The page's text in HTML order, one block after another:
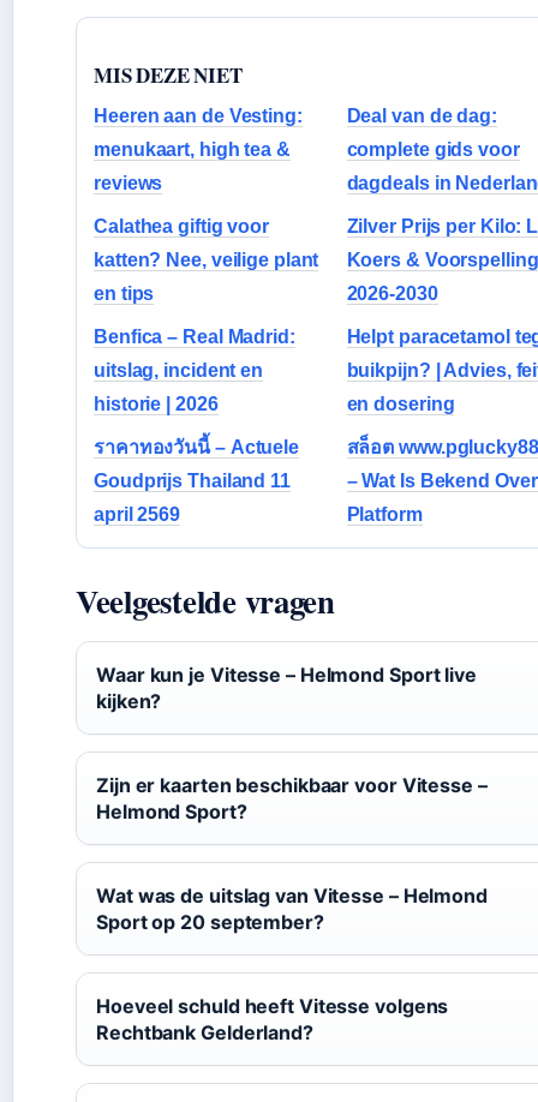
MIS DEZE NIET
Heeren aan de Vesting:
menukaart, high tea &
reviews
Deal van de dag:
complete gids voor
dagdeals in
Calathea giftig voor
katten? Nee, veilige plant
en tips
Zilver Prijs per Kilo:
Koers &
2026-2030
Benfica – Real Madrid:
uitslag, incident en
historie | 2026
Helpt paracetamol
buikpijn? | Advies,
en dosering
ราคาทองวันนี้ – Actuele
Goudprijs Thailand 11
april 2569
สล็อต
– Wat Is Bekend
Platform
Veelgestelde vragen
Waar kun je Vitesse – Helmond Sport live
kijken?
Zijn er kaarten beschikbaar voor Vitesse –
Helmond Sport?
Wat was de uitslag van Vitesse – Helmond
Sport op 20 september?
Hoeveel schuld heeft Vitesse volgens
Rechtbank Gelderland?